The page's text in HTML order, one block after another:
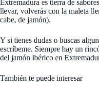
Extremadura es tierra de
llevar, volverás con la maleta
cabe, de jamón).
Y si tienes dudas o buscas
escríbeme. Siempre hay un
del jamón ibérico en
También te puede interesar